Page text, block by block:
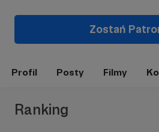
Zostań
Profil Posty Filmy
Ranking